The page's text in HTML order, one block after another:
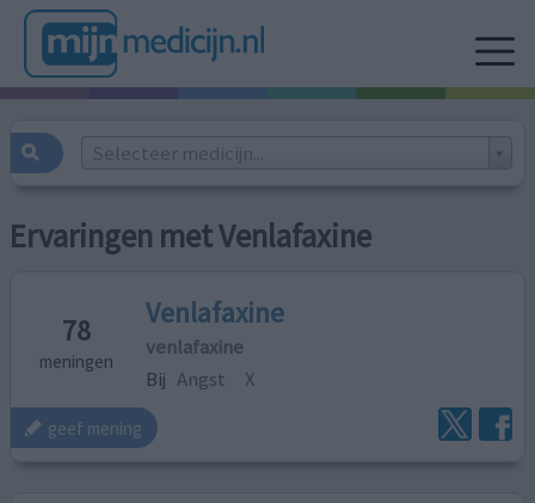
Selecteer medicijn...
Ervaringen met Venlafaxine
78
meningen
Venlafaxine
venlafaxine
Bij Angst X
geef mening